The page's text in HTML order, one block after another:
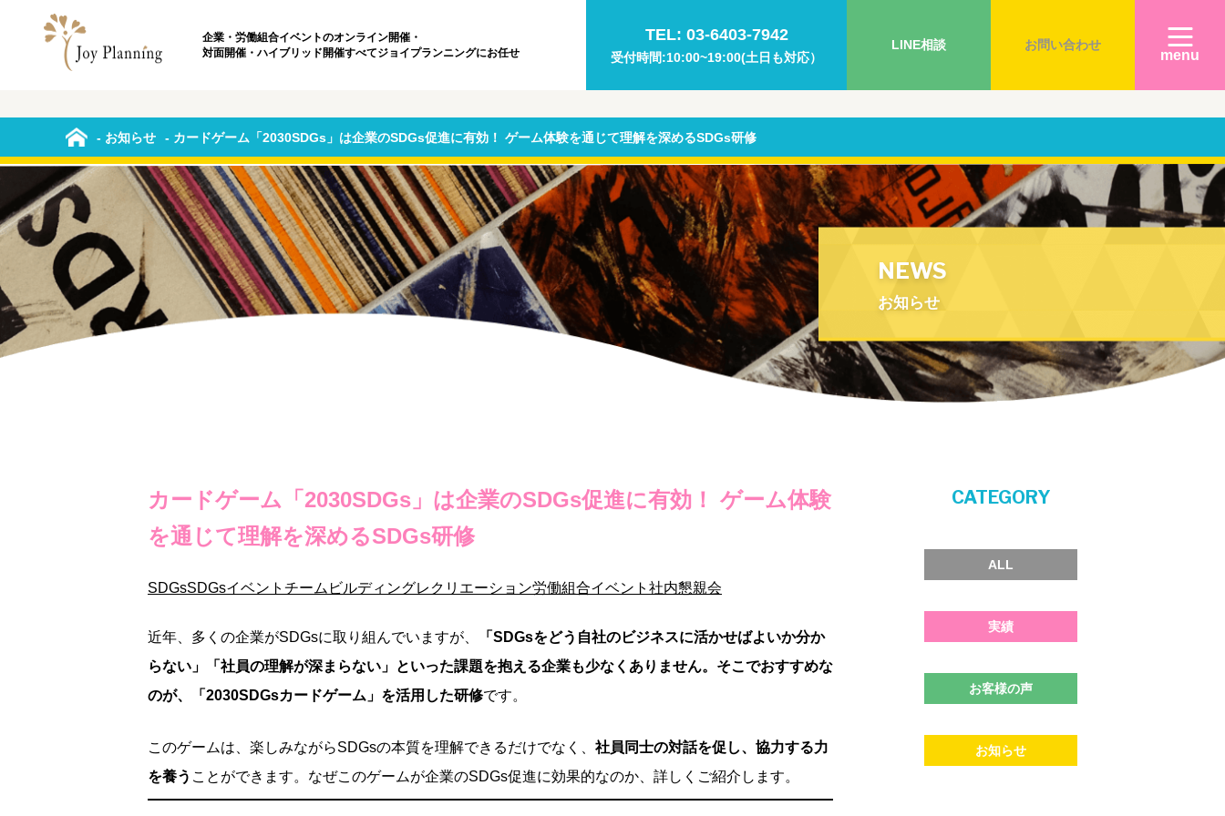
企業・労働組合イベントのオンライン開催・
対面開催・ハイブリッド開催すべてジョイプランニングにお任せ
TEL: 03-6403-7942
受付時間:10:00~19:00(土日も対応）
LINE相談 お問い合わせ
menu
- お知らせ - カードゲーム「2030SDGs」は企業のSDGs促進に有効！ ゲーム体験を通じて理解を深めるSDGs研修
NEWS
お知らせ
カードゲーム「2030SDGs」は企業のSDGs促進に有効！ ゲーム体験
を通じて理解を深めるSDGs研修
SDGsSDGsイベント チームビルディングレクリエーション労働組合イベント 社内懇親会
近年、多くの企業がSDGsに取り組んでいますが、
「SDGsをどう自社のビジネスに活かせばよいか分か
らない」「社員の理解が深まらない」といった課題を抱える企業も少なくありません。そこでおすすめな
のが、「2030SDGsカードゲーム」を活用した研修です。
このゲームは、楽しみながらSDGsの本質を理解できるだけでなく、 社員同士の対話を促し、協力する力
を養う ことができます。なぜこのゲームが企業のSDGs促進に効果的なのか、詳しくご紹介します。
CATEGORY
ALL
実績
お客様の声
お知らせ